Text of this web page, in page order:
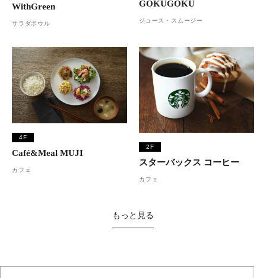
WithGreen
サラダボウル
GOKUGOKU
ジュース・スムージー
4F
Café&Meal MUJI
カフェ
2F
スターバックス コーヒー
カフェ
もっと見る